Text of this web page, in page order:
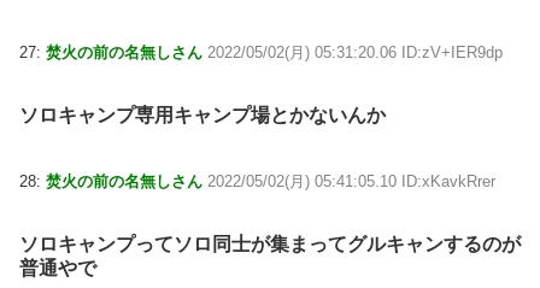
27: 焚火の前の名無しさん 2022/05/02(月) 05:31:20.06 ID:zV+IER9dp
ソロキャンプ専用キャンプ場とかないんか
28: 焚火の前の名無しさん 2022/05/02(月) 05:41:05.10 ID:xKavkRrer
ソロキャンプってソロ同士が集まってグルキャンするのが
普通やで